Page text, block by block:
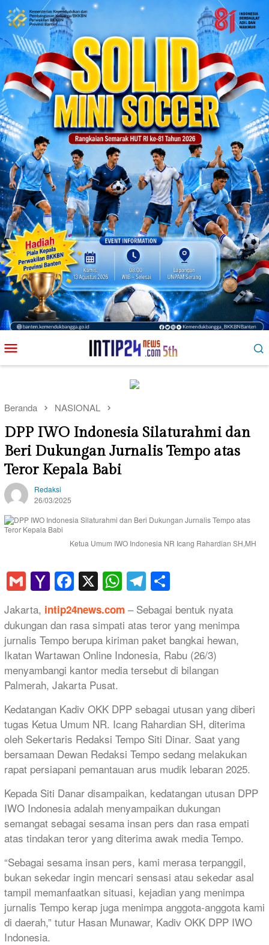
ke
kontenMobile
Beranda NASIONAL
DPP IWO Indonesia Silaturahmi dan
Beri Dukungan Jurnalis Tempo atas
Teror Kepala Babi
Redaksi
26/03/2025
Ketua Umum IWO Indonesia NR Icang Rahardian SH,MH
GmailYahoo
Mail
Facebook
X WhatsApp
Telegram
Jakarta, intip24news.com – Sebagai bentuk nyata
dukungan dan rasa simpati atas teror yang menimpa
jurnalis Tempo berupa kiriman paket bangkai hewan,
Ikatan Wartawan Online Indonesia, Rabu (26/3)
menyambangi kantor media tersebut di bilangan
Palmerah, Jakarta Pusat.
Kedatangan Kadiv OKK DPP sebagai utusan yang diberi
tugas Ketua Umum NR. Icang Rahardian SH, diterima
oleh Sekertaris Redaksi Tempo Siti Dinar. Saat yang
bersamaan Dewan Redaksi Tempo sedang melakukan
rapat persiapani pemantauan arus mudik lebaran 2025.
Kepada Siti Danar disampaikan, kedatangan utusan DPP
IWO Indonesia adalah menyampaikan dukungan
semangat sebagai sesama insan pers dan rasa empati
atas tindakan teror yang diterima awak media Tempo.
“Sebagai sesama insan pers, kami merasa terpanggil,
bukan sekedar ingin mencari sensasi atau sekedar asal
tampil memanfaatkan situasi, kejadian yang menimpa
jurnalis Tempo kerap juga menimpa anggota-anggota kami
di daerah,” tutur Hasan Munawar, Kadiv OKK DPP IWO
Indonesia.